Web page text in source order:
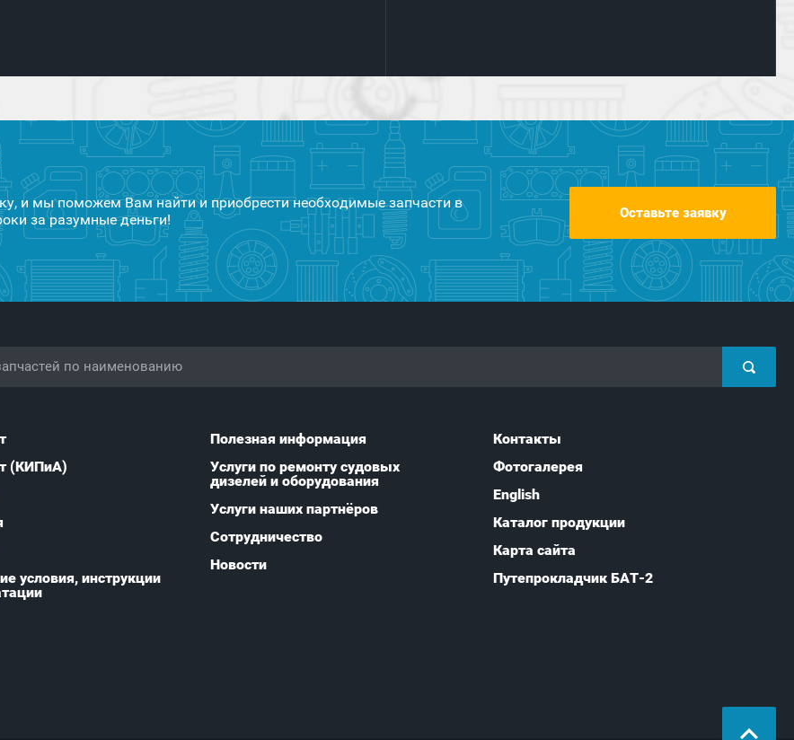
и мы поможем Вам найти и приобрести необходимые запчасти в
за разумные деньги!
Оставьте заявку
(КИПиА)
условия, инструкции
Полезная информация
Услуги по ремонту судовых
дизелей и оборудования
Услуги наших партнёров
Сотрудничество
Новости
Контакты
Фотогалерея
English
Каталог продукции
Карта сайта
Путепрокладчик БАТ-2